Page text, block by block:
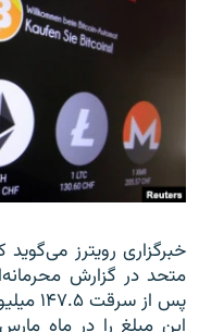
خبرگزاری رویترز
متحد در گزارش
پس از